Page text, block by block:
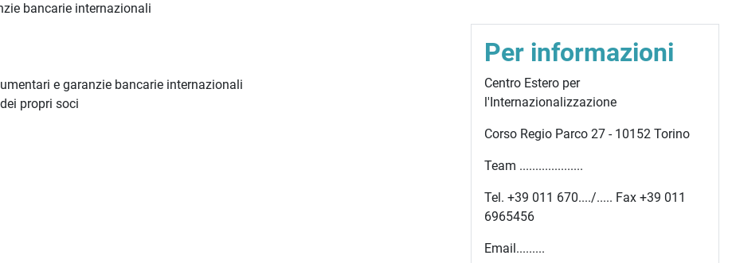
bancarie internazionali
e garanzie bancarie internazionali
propri soci
Per informazioni
Centro Estero per
l'Internazionalizzazione
Corso Regio Parco 27 - 10152 Torino
Team ....................
Tel. +39 011 670..../..... Fax +39 011
6965456
Email.........